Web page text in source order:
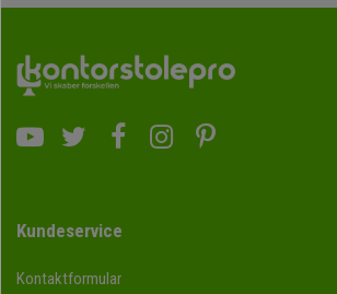
Kundeservice
Kontaktformular